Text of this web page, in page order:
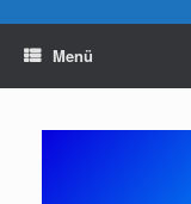
Menü